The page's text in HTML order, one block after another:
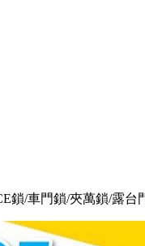
鎖/車門鎖/夾萬鎖/露台